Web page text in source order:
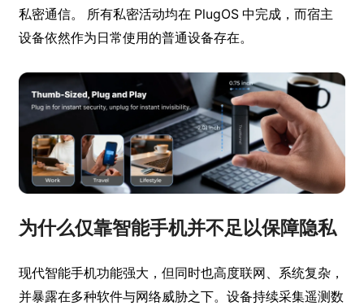
私密通信。 所有私密活动均在 PlugOS 中完成，而宿主
设备依然作为日常使用的普通设备存在。
为什么仅靠智能手机并不足以保障隐私
现代智能手机功能强大，但同时也高度联网、系统复杂，
并暴露在多种软件与网络威胁之下。设备持续采集遥测数